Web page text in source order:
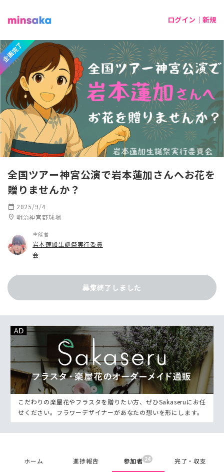
ログイン｜新規
企画完了
全国ツアー神宮公演で岩本蓮加さんへお花を
贈りませんか？
calendar_month 2025/9/4
location_on 明治神宮野球場
主催者
岩本蓮加生誕祭実行委員
会
募集終了しました
こだわりの楽屋花やフラスタを贈りたい方、ぜひSakaseruにお任
せください。フラワーデザイナーがあなたの想いを形にします。
ホーム 進捗報告 参加者 24 完了・収支